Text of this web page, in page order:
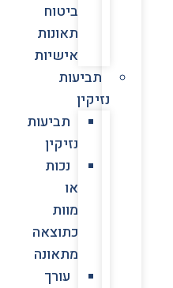
ביטוח
תאונות
אישיות
תביעות
נזיקין
תביעות
נזיקין
נכות
או
מוות
כתוצאה
מתאונה
עורך